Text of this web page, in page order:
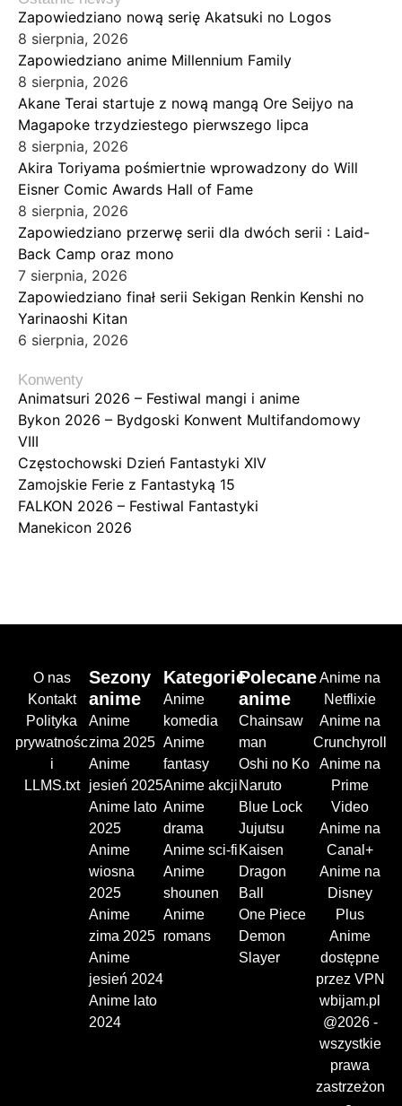
Zapowiedziano nową serię Akatsuki no Logos
8 sierpnia, 2026
Zapowiedziano anime Millennium Family
8 sierpnia, 2026
Akane Terai startuje z nową mangą Ore Seijyo na
Magapoke trzydziestego pierwszego lipca
8 sierpnia, 2026
Akira Toriyama pośmiertnie wprowadzony do Will
Eisner Comic Awards Hall of Fame
8 sierpnia, 2026
Zapowiedziano przerwę serii dla dwóch serii : Laid-
Back Camp oraz mono
7 sierpnia, 2026
Zapowiedziano finał serii Sekigan Renkin Kenshi no
Yarinaoshi Kitan
6 sierpnia, 2026
Konwenty
Animatsuri 2026 – Festiwal mangi i anime
Bykon 2026 – Bydgoski Konwent Multifandomowy
VIII
Częstochowski Dzień Fantastyki XIV
Zamojskie Ferie z Fantastyką 15
FALKON 2026 – Festiwal Fantastyki
Manekicon 2026
O nas
Kontakt
Polityka
prywatnośc
i
LLMS.txt
Sezony
anime
Anime
zima 2025
Anime
jesień 2025
Anime lato
2025
Anime
wiosna
2025
Anime
zima 2025
Anime
jesień 2024
Anime lato
2024
Kategorie
Anime
komedia
Anime
fantasy
Anime akcji
Anime
drama
Anime sci-fi
Anime
shounen
Anime
romans
Polecane
anime
Chainsaw
man
Oshi no Ko
Naruto
Blue Lock
Jujutsu
Kaisen
Dragon
Ball
One Piece
Demon
Slayer
Anime na
Netflixie
Anime na
Crunchyroll
Anime na
Prime
Video
Anime na
Canal+
Anime na
Disney
Plus
Anime
dostępne
przez VPN
wbijam.pl
@2026 -
wszystkie
prawa
zastrzeżon